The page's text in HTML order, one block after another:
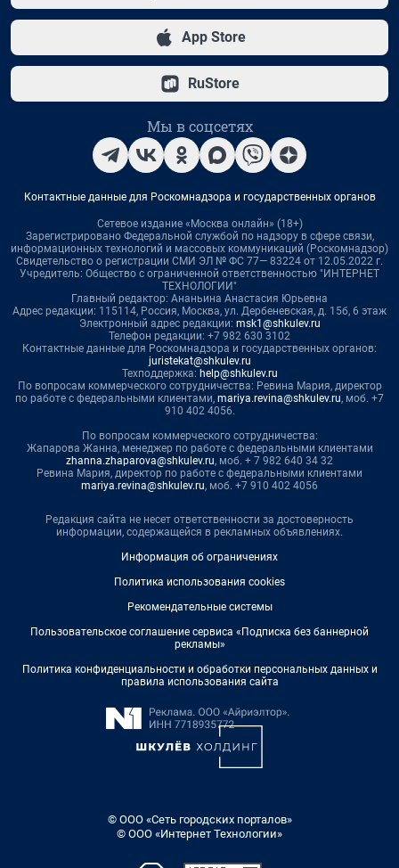
App Store
RuStore
Мы в соцсетях
Контактные данные для Роскомнадзора и государственных органов
Сетевое издание «Москва онлайн» (18+)
Зарегистрировано Федеральной службой по надзору в сфере связи,
информационных технологий и массовых коммуникаций (Роскомнадзор)
Свидетельство о регистрации СМИ ЭЛ № ФС 77— 83224 от 12.05.2022 г.
Учредитель: Общество с ограниченной ответственностью "ИНТЕРНЕТ
ТЕХНОЛОГИИ"
Главный редактор: Ананьина Анастасия Юрьевна
Адрес редакции: 115114, Россия, Москва, ул. Дербеневская, д. 15б, 6 этаж
Электронный адрес редакции: msk1@shkulev.ru
Телефон редакции: +7 982 630 3102
Контактные данные для Роскомнадзора и государственных органов:
juristekat@shkulev.ru
Техподдержка: help@shkulev.ru
По вопросам коммерческого сотрудничества: Ревина Мария, директор
по работе с федеральными клиентами, mariya.revina@shkulev.ru, моб. +7
910 402 4056.
По вопросам коммерческого сотрудничества:
Жапарова Жанна, менеджер по работе с федеральными клиентами
zhanna.zhaparova@shkulev.ru, моб. + 7 982 640 34 32
Ревина Мария, директор по работе с федеральными клиентами
mariya.revina@shkulev.ru, моб. +7 910 402 4056
Редакция сайта не несет ответственности за достоверность
информации, содержащейся в рекламных объявлениях.
Информация об ограничениях
Политика использования cookies
Рекомендательные системы
Пользовательское соглашение сервиса «Подписка без баннерной
рекламы»
Политика конфиденциальности и обработки персональных данных и
правила использования сайта
© ООО «Сеть городских порталов»
© ООО «Интернет Технологии»